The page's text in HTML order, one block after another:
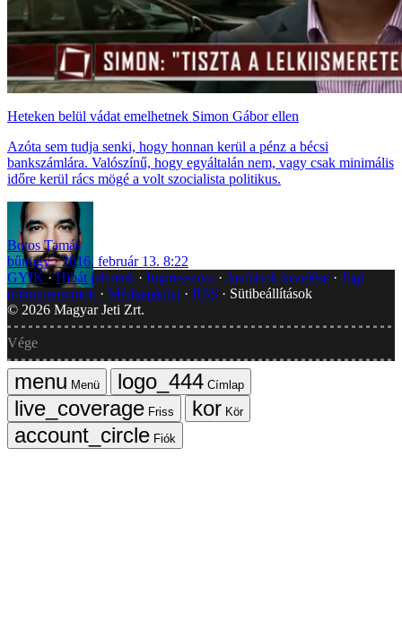
Heteken belül vádat emelhetnek Simon Gábor ellen
Azóta sem tudja senki, hogy honnan kerül a pénz a bécsi
bankszámlára. Valószínű, hogy egyáltalán nem, vagy csak minimális
időre kerül rács mögé a volt szocialista politikus.
Botos Tamás
bűnügy
2016. február 13. 8:22
GYIK Hibát jelentek Impresszum Javítások kezelése
Jogi
dokumentumok
Médiaajánlat RSS
Sütibeállítások
© 2026 Magyar Jeti Zrt.
Vége
Menü
Címlap
Friss
Kör
Fiók